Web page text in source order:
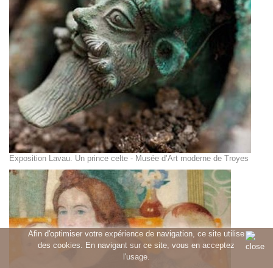
Afin d'optimiser votre expérience de navigation, ce site utilise
des cookies. En navigant sur ce site, vous en acceptez
l'usage.
Exposition Lavau. Un prince celte - Musée d’Art moderne de Troyes